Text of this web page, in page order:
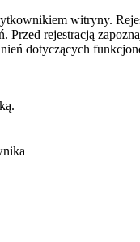
witryny.
rejestracją
dotyczących